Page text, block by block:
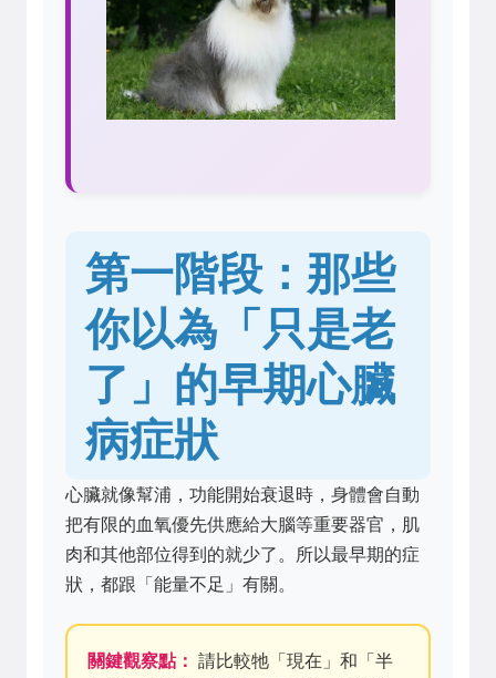
第一階段：那些
你以為「只是老
了」的早期心臟
病症狀
心臟就像幫浦，功能開始衰退時，身體會自動
把有限的血氧優先供應給大腦等重要器官，肌
肉和其他部位得到的就少了。所以最早期的症
狀，都跟「能量不足」有關。
關鍵觀察點： 請比較牠「現在」和「半